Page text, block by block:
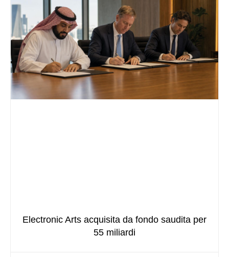
Electronic Arts acquisita da fondo saudita per
55 miliardi